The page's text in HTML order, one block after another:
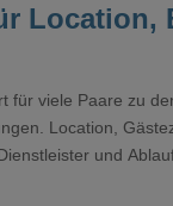
Location,
für viele Paare zu
Location,
und
der Tag gut